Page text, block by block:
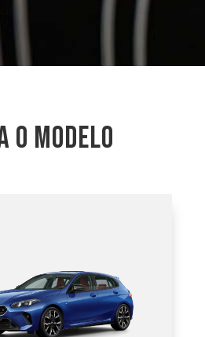
o modelo